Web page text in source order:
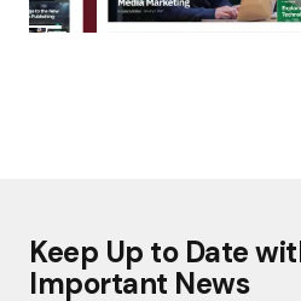
Keep Up to Date
Important News